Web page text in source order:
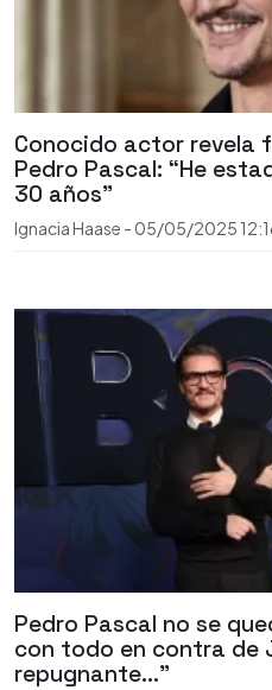
Conocido actor revela
Pedro Pascal: “He
30 años"
Ignacia Haase - 05/05/2025
Pedro Pascal no se
con todo en contra de
repugnante..."